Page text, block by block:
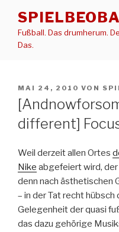
Inhalt
springenFußball. Das drumherum.
Das.
VERÖFFENTLICHT
AM
MAI 24, 2010 VON
different]
Weil derzeit allen Ortes
Nike abgefeiert wird,
denn nach ästhetischen
– in der Tat recht
Gelegenheit der quasi
das dazu gehörige